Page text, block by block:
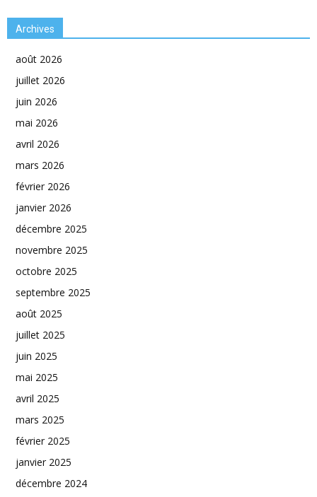
Archives
août 2026
juillet 2026
juin 2026
mai 2026
avril 2026
mars 2026
février 2026
janvier 2026
décembre 2025
novembre 2025
octobre 2025
septembre 2025
août 2025
juillet 2025
juin 2025
mai 2025
avril 2025
mars 2025
février 2025
janvier 2025
décembre 2024